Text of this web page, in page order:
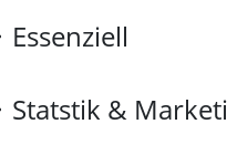
Essenziell
Statstik &